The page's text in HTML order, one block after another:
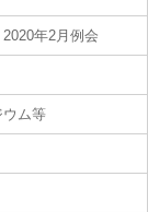
年2月例会
ウム等